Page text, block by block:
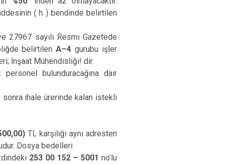
( h ) bendinde belirtilen
sayılı Resmi Gazetede
belirtilenA–4 gurubu işler
İnşaat Mühendisliği! dir.
bulunduracağına dair
sonra ihale ürerinde kalan istekli
TL karşılığı aynı adresten
Dosya bedelleri
253 00 152 – 5001 no’lu